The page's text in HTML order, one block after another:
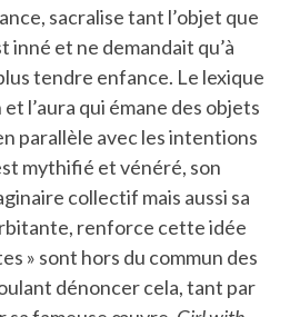
sacralise tant l’objet que
inné et ne demandait qu’à
tendre enfance. Le lexique
l’aura qui émane des objets
parallèle avec les intentions
mythifié et vénéré, son
collectif mais aussi sa
renforce cette idée
» sont hors du commun des
dénoncer cela, tant par